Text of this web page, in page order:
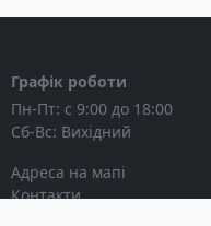
Графік роботи
Пн-Пт: с 9:00 до 18:00
Сб-Вс: Вихідний
Адреса на мапі
Контакти